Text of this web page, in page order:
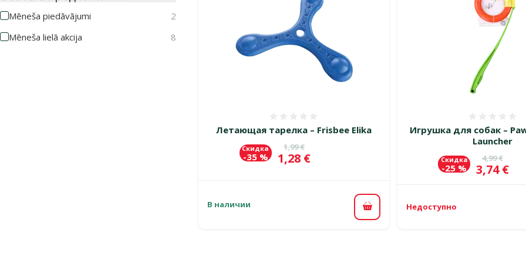
Mēneša piedāvājumi
2
Mēneša lielā akcija
8
Летающая тарелка – Frisbee Elika
Исходная цена
1,99 €
Цена
1,28 €
Скидка
-35 %
В наличии
В корзину
Игрушка для собак –
Launcher
Исходная
4,99 €
Цена
3,74 €
Скидка
-25 %
Недоступно